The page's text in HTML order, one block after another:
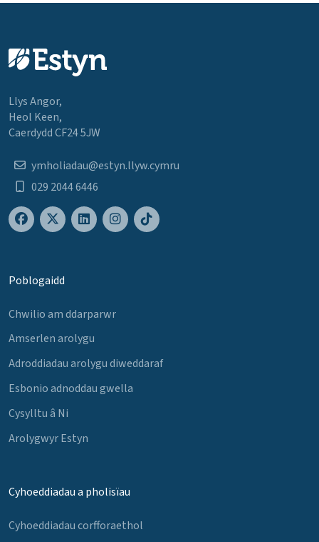
Llys Angor,
Heol Keen,
Caerdydd CF24 5JW
ymholiadau@estyn.llyw.cymru
029 2044 6446
Poblogaidd
Chwilio am ddarparwr
Amserlen arolygu
Adroddiadau arolygu diweddaraf
Esbonio adnoddau gwella
Cysylltu â Ni
Arolygwyr Estyn
Cyhoeddiadau a pholisïau
Cyhoeddiadau corfforaethol